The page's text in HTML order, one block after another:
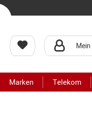
Marken Telekom